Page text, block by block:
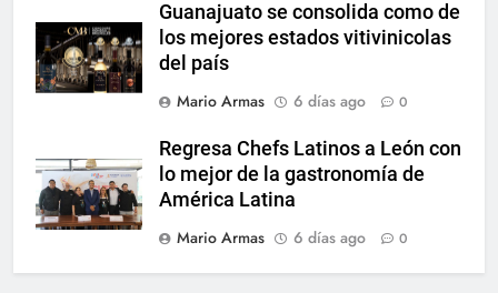
Guanajuato se consolida como de
los mejores estados vitivinicolas
del país
Mario Armas
6 días ago 0
Regresa Chefs Latinos a León con
lo mejor de la gastronomía de
América Latina
Mario Armas
6 días ago 0